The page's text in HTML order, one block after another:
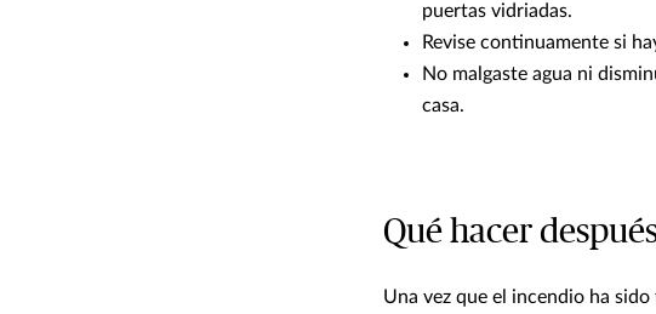
puertas vidriadas.
Revise continuamente si
No malgaste agua ni
casa.
Qué hacer
Una vez que el incendio ha